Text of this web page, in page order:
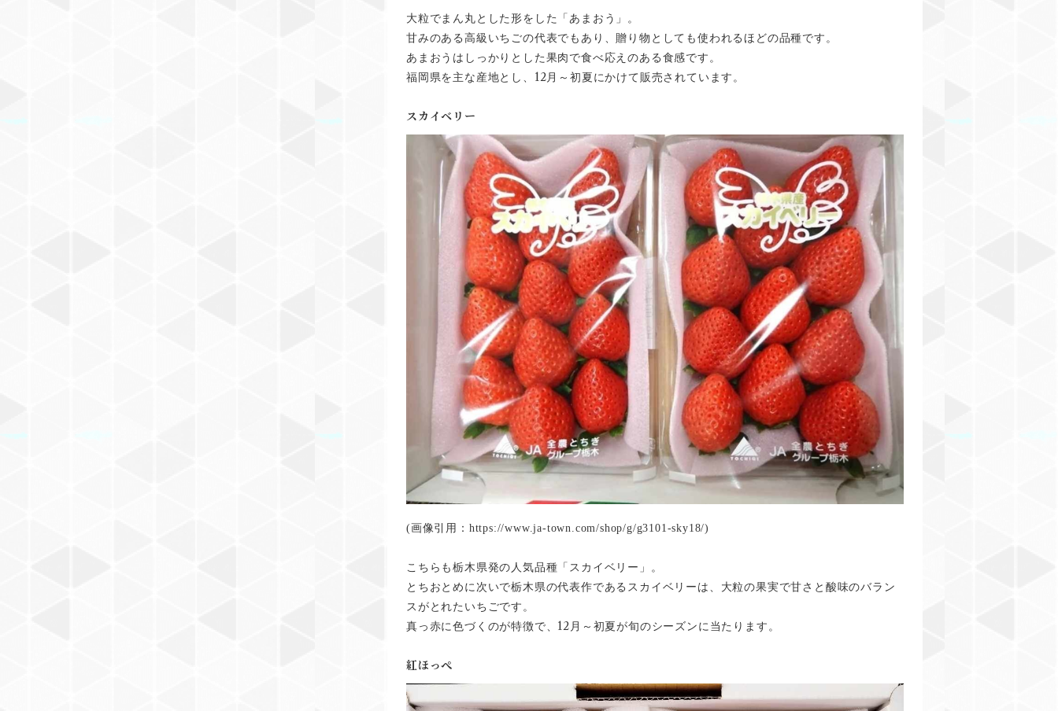
大粒でまん丸とした形をした「あまおう」。
甘みのある高級いちごの代表でもあり、贈り物としても使われるほどの品種です。
あまおうはしっかりとした果肉で食べ応えのある食感です。
福岡県を主な産地とし、 12月～初夏にかけて販売されています。
スカイベリー
(画像引用：https://www.ja-town.com/shop/g/g3101-sky18/)
こちらも栃木県発の人気品種「スカイベリー」。
とちおとめに次いで栃木県の代表作であるスカイベリーは、大粒の果実で甘さと酸味のバラン
スがとれたいちごです。
真っ赤に色づくのが特徴で、 12 月～初夏が旬のシーズンに当たります。
紅ほっぺ